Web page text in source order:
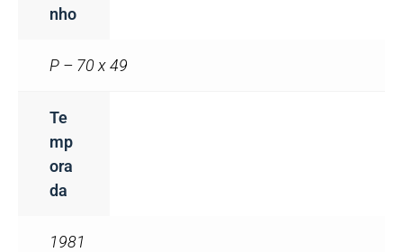
Nho
P – 70 x 49
Te
Mp
Ora
Da
1981